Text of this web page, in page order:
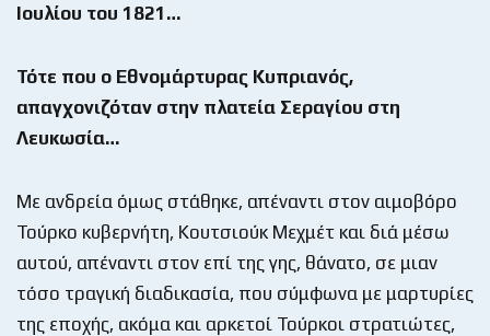
Ιουλίου του 1821…
Τότε που ο Εθνομάρτυρας Κυπριανός,
απαγχονιζόταν στην πλατεία Σεραγίου στη
Λευκωσία…
Με ανδρεία όμως στάθηκε, απέναντι στον αιμοβόρο
Τούρκο κυβερνήτη, Κουτσιούκ Μεχμέτ και διά μέσω
αυτού, απέναντι στον επί της γης, θάνατο, σε μιαν
τόσο τραγική διαδικασία, που σύμφωνα με μαρτυρίες
της εποχής, ακόμα και αρκετοί Τούρκοι στρατιώτες,